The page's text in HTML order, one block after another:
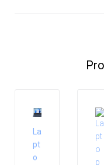
La
pt
o